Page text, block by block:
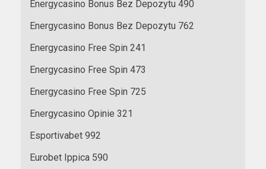
Energycasino Bonus Bez Depozytu 490
Energycasino Bonus Bez Depozytu 762
Energycasino Free Spin 241
Energycasino Free Spin 473
Energycasino Free Spin 725
Energycasino Opinie 321
Esportivabet 992
Eurobet Ippica 590